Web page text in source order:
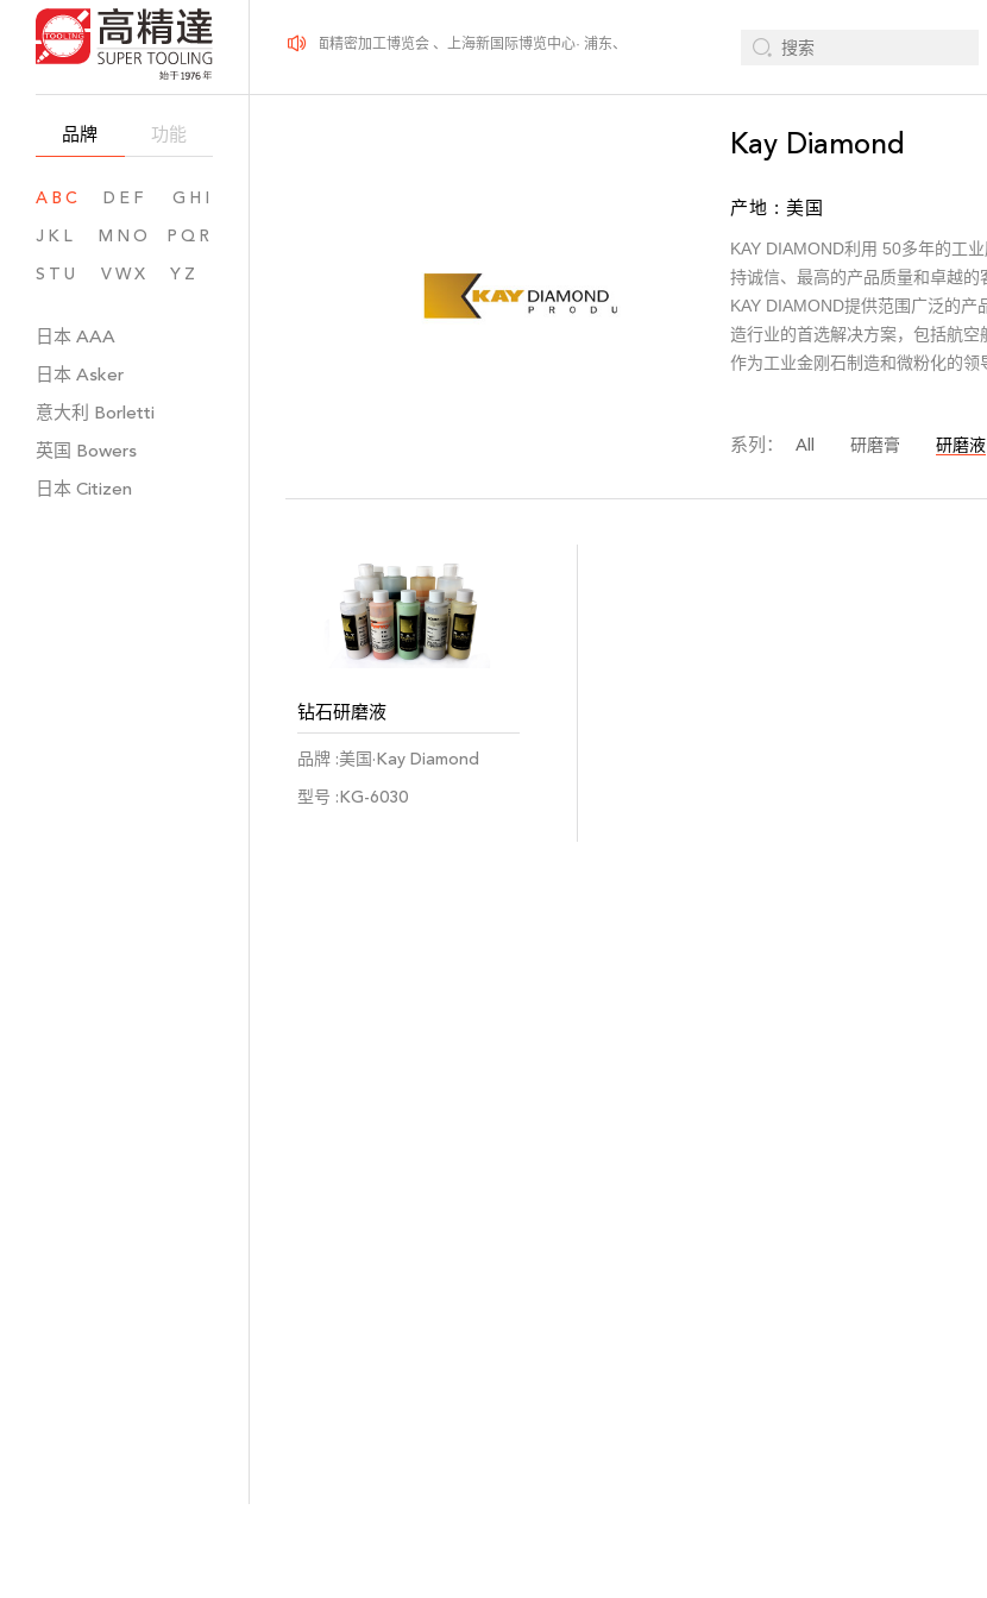
品牌 功能
ABC DEF
GHI
JKL
MNO
PQR
STU
VWX YZ
日本 AAA
日本 Asker
意大利 Borletti
英国 Bowers
日本 Citizen
2026年08月12-14日、SurfacePME 表面精密加工博览会 、上海新国际博览中心· 浦东、W1馆E21 、欢迎莅临指导 2026年08月12-14日、
Kay Diamond
产地 : 美国
KAY DIAMOND利用 50多年的工
持诚信、最高的产品质量和卓越的
KAY DIAMOND提供范围广泛的
造行业的首选解决方案，包括航空
作为工业金刚石制造和微粉化的
系列： All 研磨膏 研磨液
钻石研磨液
品牌 :美国·Kay Diamond
型号 :KG-6030